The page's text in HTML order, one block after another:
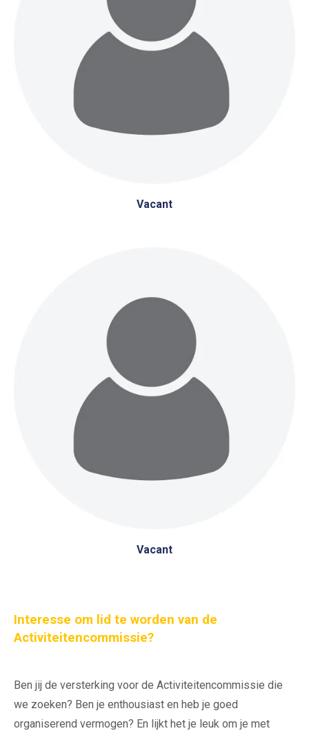
Vacant
Vacant
Interesse om lid te worden van de
Activiteitencommissie?
Ben jij de versterking voor de Activiteitencommissie die
we zoeken? Ben je enthousiast en heb je goed
organiserend vermogen? En lijkt het je leuk om je met